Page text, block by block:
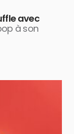
avec
à son